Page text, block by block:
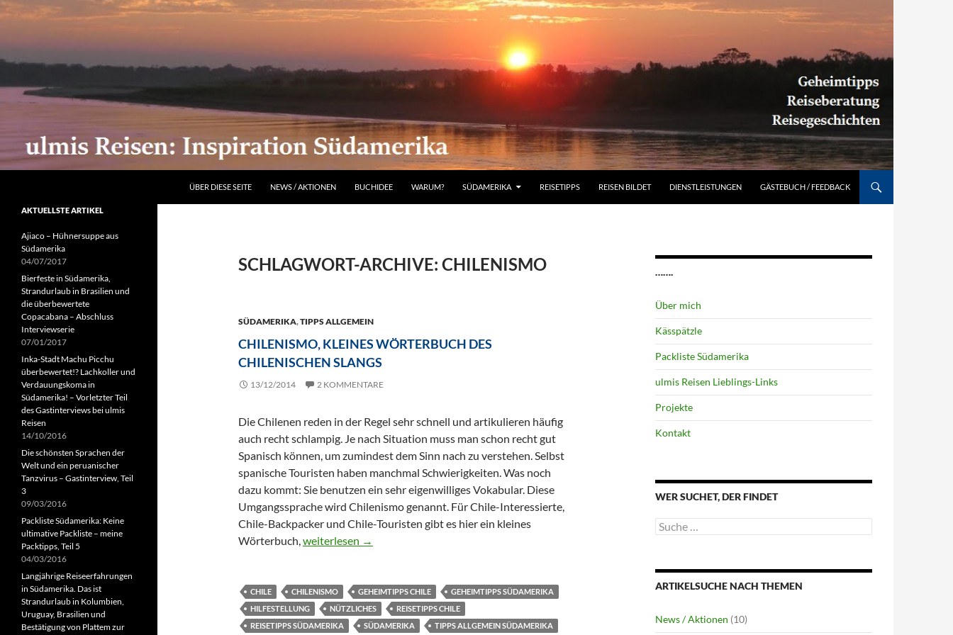
Südamerika individuell entdecken: Geheimtipps, Reiseberatung, Reisegeschichten
ÜBER DIESE SEITE
NEWS / AKTIONEN BUCHIDEE WARUM? SÜDAMERIKA REISETIPPS REISEN BILDET DIENSTLEISTUNGEN GÄSTEBUCH / FEEDBACK
SCHLAGWORT-ARCHIVE: CHILENISMO
SÜDAMERIKA,TIPPS ALLGEMEIN
CHILENISMO, KLEINES WÖRTERBUCH DES
CHILENISCHEN SLANGS
13/12/2014 2 KOMMENTARE
Die Chilenen reden in der Regel sehr schnell und artikulieren häufig
auch recht schlampig. Je nach Situation muss man schon recht gut
Spanisch können, um zumindest dem Sinn nach zu verstehen. Selbst
spanische Touristen haben manchmal Schwierigkeiten. Was noch
dazu kommt: Sie benutzen ein sehr eigenwilliges Vokabular. Diese
Umgangssprache wird Chilenismo genannt. Für Chile-Interessierte,
Chile-Backpacker und Chile-Touristen gibt es hier ein kleines
Wörterbuch,Chilenismo, kleines Wörterbuch des chilenischen Slangs
weiterlesen →
CHILE CHILENISMO GEHEIMTIPPS CHILE
GEHEIMTIPPS SÜDAMERIKA
HILFESTELLUNG
NÜTZLICHES
REISETIPPS CHILE
REISETIPPS SÜDAMERIKA
SÜDAMERIKA
TIPPS ALLGEMEIN SÜDAMERIKA
…….
Über mich
Kässpätzle
Packliste Südamerika
ulmis Reisen Lieblings-Links
Projekte
Kontakt
WER SUCHET, DER FINDET
Suche
nach:
ARTIKELSUCHE NACH THEMEN
News / Aktionen (10)
AKTUELLSTE ARTIKEL
Ajiaco – Hühnersuppe aus
Südamerika
04/07/2017
Bierfeste in Südamerika,
Strandurlaub in Brasilien und
die überbewertete
Copacabana – Abschluss
Interviewserie
07/01/2017
Inka-Stadt Machu Picchu
überbewertet!? Lachkoller und
Verdauungskoma in
Südamerika! – Vorletzter Teil
des Gastinterviews bei ulmis
Reisen
14/10/2016
Die schönsten Sprachen der
Welt und ein peruanischer
Tanzvirus – Gastinterview, Teil
3
09/03/2016
Packliste Südamerika: Keine
ultimative Packliste – meine
Packtipps, Teil 5
04/03/2016
Langjährige Reiseerfahrungen
in Südamerika. Das ist
Strandurlaub in Kolumbien,
Uruguay, Brasilien und
Bestätigung von Plattem zur